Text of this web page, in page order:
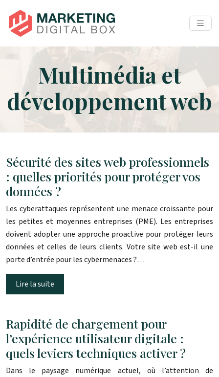
Multimédia et
développement web
Sécurité des sites web professionnels
: quelles priorités pour protéger vos
données ?
Les cyberattaques représentent une menace croissante pour
les petites et moyennes entreprises (PME). Les entreprises
doivent adopter une approche proactive pour protéger leurs
données et celles de leurs clients. Votre site web est-il une
porte d’entrée pour les cybermenaces ?…
Lire la suite
Rapidité de chargement pour
l’expérience utilisateur digitale :
quels leviers techniques activer ?
Dans le paysage numérique actuel, où l’attention de